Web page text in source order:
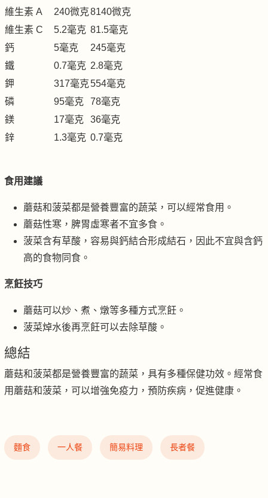
維生素 A
240微克8140微克
維生素 C
5.2毫克 81.5毫克
鈣
5毫克
245毫克
鐵
0.7毫克 2.8毫克
鉀
317毫克554毫克
磷
95毫克
78毫克
鎂
17毫克
36毫克
鋅
1.3毫克 0.7毫克
食用建議
蘑菇和菠菜都是營養豐富的蔬菜，可以經常食用。
蘑菇性寒，脾胃虛寒者不宜多食。
菠菜含有草酸，容易與鈣結合形成結石，因此不宜與含鈣
高的食物同食。
烹飪技巧
蘑菇可以炒、煮、燉等多種方式烹飪。
菠菜焯水後再烹飪可以去除草酸。
總結
蘑菇和菠菜都是營養豐富的蔬菜，具有多種保健功效。經常食
用蘑菇和菠菜，可以增強免疫力，預防疾病，促進健康。
麵食 一人餐 簡易料理 長者餐